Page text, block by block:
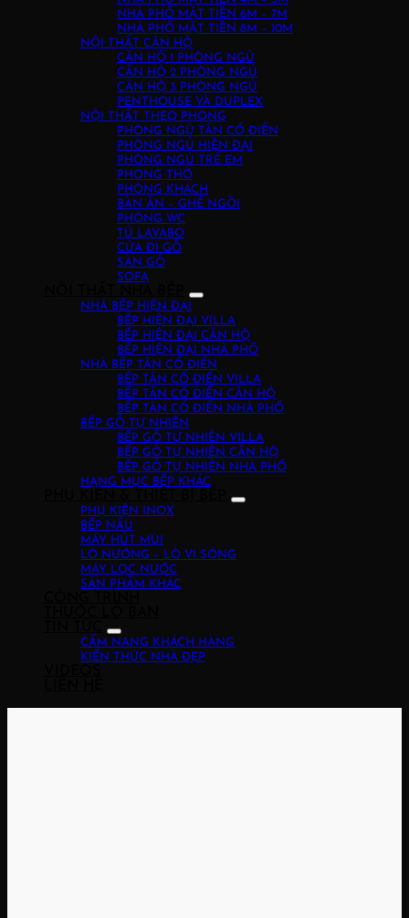
NHÀ PHỐ MẶT TIỀN 6M – 7M
NHÀ PHỐ MẶT TIỀN 8M – 10M
NỘI THẤT CĂN HỘ
CĂN HỘ 1 PHÒNG NGỦ
CĂN HỘ 2 PHÒNG NGỦ
CĂN HỘ 3 PHÒNG NGỦ
PENTHOUSE VÀ DUPLEX
NỘI THẤT THEO PHÒNG
PHÒNG NGỦ TÂN CỔ ĐIỂN
PHÒNG NGỦ HIỆN ĐẠI
PHÒNG NGỦ TRẺ EM
PHÒNG THỜ
PHÒNG KHÁCH
BÀN ĂN – GHẾ NGỒI
PHÒNG WC
TỦ LAVABO
CỬA ĐI GỖ
SÀN GỖ
SOFA
NHÀ BẾP HIỆN ĐẠI
BẾP HIỆN ĐẠI VILLA
BẾP HIỆN ĐẠI CĂN HỘ
BẾP HIỆN ĐẠI NHÀ PHỐ
NHÀ BẾP TÂN CỔ ĐIỂN
BẾP TÂN CỔ ĐIỂN VILLA
BẾP TÂN CỔ ĐIỂN CĂN HỘ
BẾP TÂN CỔ ĐIỂN NHÀ PHỐ
BẾP GỖ TỰ NHIÊN
BẾP GỖ TỰ NHIÊN VILLA
BẾP GỖ TỰ NHIÊN CĂN HỘ
BẾP GỖ TỰ NHIÊN NHÀ PHỐ
HẠNG MỤC BẾP KHÁC
PHỤ KIỆN INOX
BẾP NẤU
MÁY HÚT MÙI
LÒ NƯỚNG – LÒ VI SÓNG
MÁY LỌC NƯỚC
SẢN PHẨM KHÁC
CẨM NANG KHÁCH HÀNG
KIẾN THỨC NHÀ ĐẸP